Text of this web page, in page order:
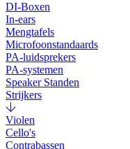
DI-Boxen
In-ears
Mengtafels
Microfoonstandaards
PA-luidsprekers
PA-systemen
Speaker Standen
Strijkers
Violen
Cello's
Contrabassen